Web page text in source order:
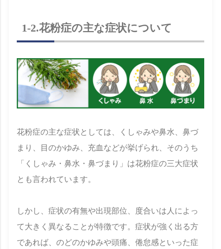
1-2.花粉症の主な症状について
花粉症の主な症状としては、くしゃみや鼻水、鼻づ
まり、目のかゆみ、充血などが挙げられ、そのうち
「くしゃみ・鼻水・鼻づまり」は花粉症の三大症状
とも言われています。
しかし、症状の有無や出現部位、度合いは人によっ
て大きく異なることが特徴です。症状が強く出る方
であれば、のどのかゆみや頭痛、倦怠感といった症